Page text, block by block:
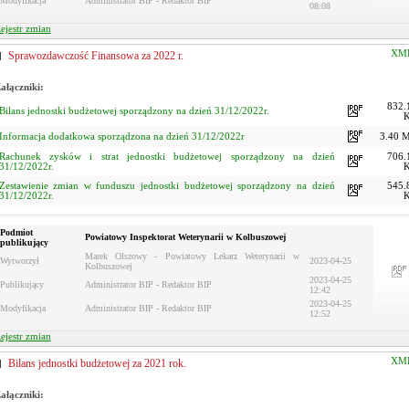
08:08
zmian
Sprawozdawczość Finansowa za 2022 r.
jednostki budżetowej sporządzony na dzień 31/12/2022r.
dodatkowa sporządzona na dzień 31/12/2022r
3.40
zysków i strat jednostki budżetowej sporządzony na dzień
12/2022r.
zmian w funduszu jednostki budżetowej sporządzony na dzień
12/2022r.
Podmiot
publikujący
Powiatowy Inspektorat Weterynarii w Kolbuszowej
Wytworzył
Marek Olszowy - Powiatowy Lekarz Weterynarii w
Kolbuszowej
2023-04-25
Publikujący Administrator BIP - Redaktor BIP
2023-04-25
12:42
Modyfikacja
Administrator BIP - Redaktor BIP
2023-04-25
12:52
zmian
Bilans jednostki budżetowej za 2021 rok.